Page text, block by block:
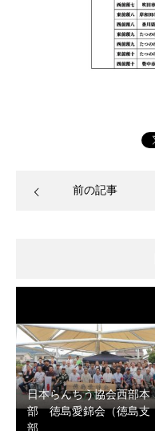
前の記事
日本らんちう協会西部本
部 徳島愛錦会（徳島支
部…